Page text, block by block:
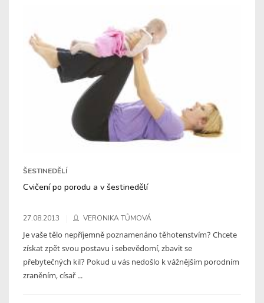
ŠESTINEDĚLÍ
Cvičení po porodu a v šestinedělí
27.08.2013 VERONIKA TŮMOVÁ
Je vaše tělo nepříjemně poznamenáno těhotenstvím? Chcete
získat zpět svou postavu i sebevědomí, zbavit se
přebytečných kil? Pokud u vás nedošlo k vážnějším porodním
zraněním, císař ...